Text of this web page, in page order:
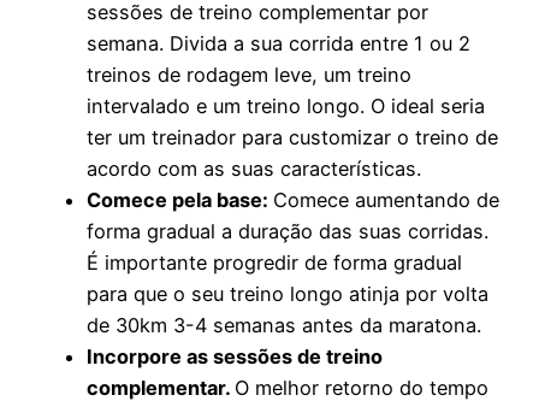
sessões de treino complementar por
semana. Divida a sua corrida entre 1 ou 2
treinos de rodagem leve, um treino
intervalado e um treino longo. O ideal seria
ter um treinador para customizar o treino de
acordo com as suas características.
Comece pela base: Comece aumentando de
forma gradual a duração das suas corridas.
É importante progredir de forma gradual
para que o seu treino longo atinja por volta
de 30km 3-4 semanas antes da maratona.
Incorpore as sessões de treino
complementar. O melhor retorno do tempo